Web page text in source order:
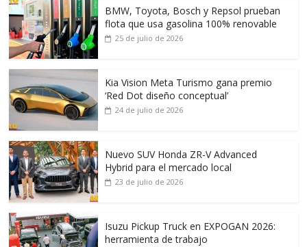
BMW, Toyota, Bosch y Repsol prueban
flota que usa gasolina 100% renovable
25 de julio de 2026
Kia Vision Meta Turismo gana premio
‘Red Dot diseño conceptual’
24 de julio de 2026
Nuevo SUV Honda ZR-V Advanced
Hybrid para el mercado local
23 de julio de 2026
Isuzu Pickup Truck en EXPOGAN 2026:
herramienta de trabajo